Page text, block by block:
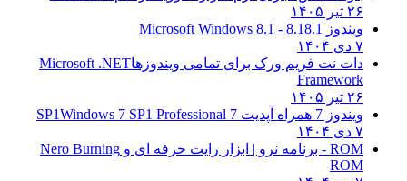
۲۶ تیر ۱۴۰۵
ویندوز 8.1
8.1 - Microsoft Windows 8.1
۷ دی ۱۴۰۴
دات نت فریم ورک برای تمامی ویندوزهاMicrosoft .NET
Framework
۲۶ تیر ۱۴۰۵
ویندوز 7 همراه آپدیت 7 SP1
Windows 7 SP1 Professional
۷ دی ۱۴۰۴
ROM - برنامه نرو | ابزار رایت حرفه ای و
Nero Burning
ROM